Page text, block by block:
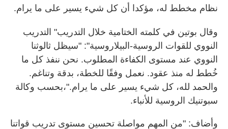
نظام مخطط له، مؤكدا أن كل شيء يسير على ما يرام.
وقال بوتين في كلمته الختامية خلال التدريب" التدريب
النووي للقوات الروسية-البيلاروسية": "سيظل ثالوثنا
النووي عند مستوى الكفاءة المطلوب. نحن ننفذ كل ما
خُطط له منذ عقود. نعمل وفقًا للخطة، بدقة وتناغم.
والحمد لله، كل شيء يسير على ما يرام."،بحسب وكالة
سبوتنيك الروسية للأنباء.
وأضاف: "من المهم مواصلة تحسين مستوى تدريب قواتنا